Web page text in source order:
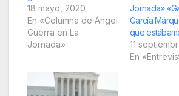
18 mayo, 2020
En «Columna de Ángel
Guerra en La
Jornada»
Jornada»
García
que
11
En